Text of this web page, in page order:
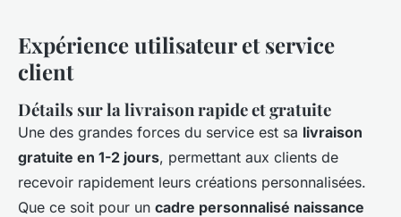
Expérience utilisateur et service
client
Détails sur la livraison rapide et gratuite
Une des grandes forces du service est sa livraison
gratuite en 1-2 jours, permettant aux clients de
recevoir rapidement leurs créations personnalisées.
Que ce soit pour un cadre personnalisé naissance